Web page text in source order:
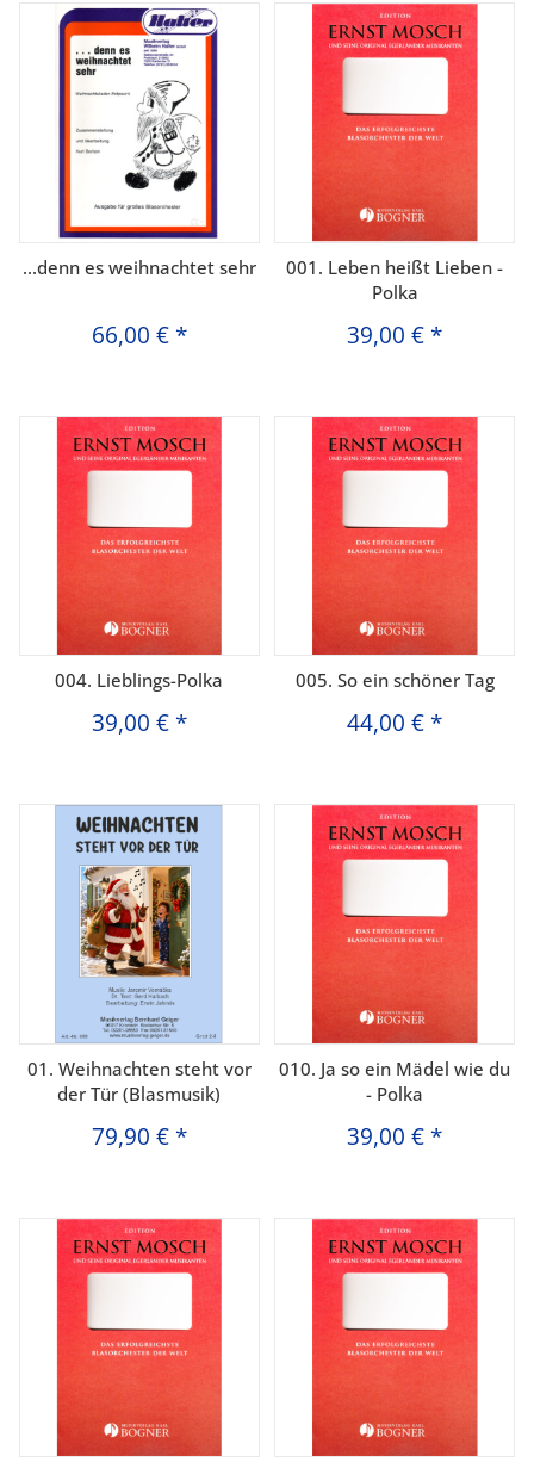
...denn es weihnachtet sehr
66,00 € *
001. Leben heißt Lieben -
Polka
39,00 € *
004. Lieblings-Polka
39,00 € *
005. So ein schöner Tag
44,00 € *
01. Weihnachten steht vor
der Tür (Blasmusik)
79,90 € *
010. Ja so ein Mädel wie du
- Polka
39,00 € *